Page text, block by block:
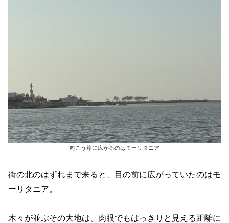
向こう岸に広がるのはモーリタニア
街の北のはずれまで来ると、目の前に広がっていたのはモ
ーリタニア。
木々が並ぶその大地は、肉眼でもはっきりと見える距離に